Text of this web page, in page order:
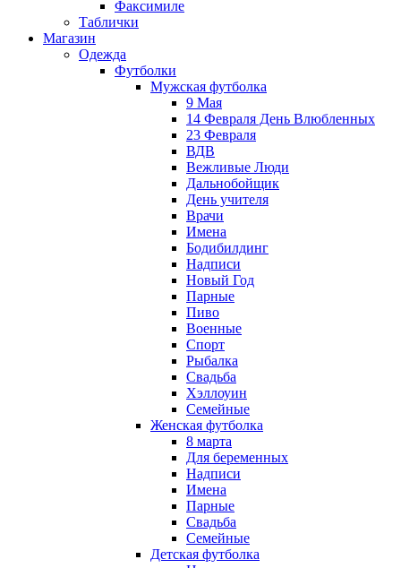
Факсимиле
Таблички
Магазин
Одежда
Футболки
Мужская футболка
9 Мая
14 Февраля День Влюбленных
23 Февраля
ВДВ
Вежливые Люди
Дальнобойщик
День учителя
Врачи
Имена
Бодибилдинг
Надписи
Новый Год
Парные
Пиво
Военные
Спорт
Рыбалка
Свадьба
Хэллоуин
Семейные
Женская футболка
8 марта
Для беременных
Надписи
Имена
Парные
Свадьба
Семейные
Детская футболка